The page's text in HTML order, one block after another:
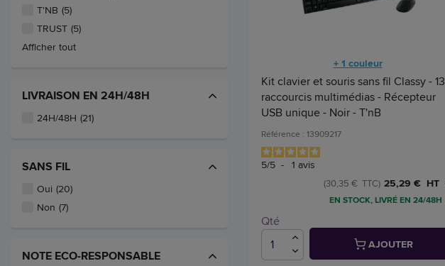
T'NB (5)
TRUST (5)
Afficher tout
LIVRAISON EN 24H/48H
24H/48H (21)
SANS FIL
Oui (20)
Non (7)
NOTE ECO-RESPONSABLE
+ 1 couleur
Kit clavier et souris sans fil Classy - 13
raccourcis multimédias - Récepteur
USB unique - Noir - T'nB
Référence : 13909217
5/5 - 1 avis
25,29 € HT
(30,35 € TTC)
EN STOCK, LIVRÉ EN 24/48H
Qté
AJOUTER